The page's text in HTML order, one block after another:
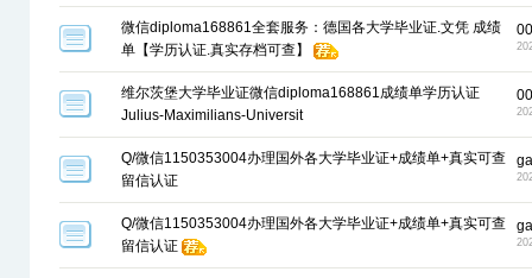
微信diploma168861全套服务：德国各大学毕业证.文凭 成绩
单【学历认证.真实存档可查】
维尔茨堡大学毕业证微信diploma168861成绩单学历认证
Julius-Maximilians-Universit
Q/微信1150353004办理国外各大学毕业证+成绩单+真实可查
留信认证
Q/微信1150353004办理国外各大学毕业证+成绩单+真实可查
留信认证